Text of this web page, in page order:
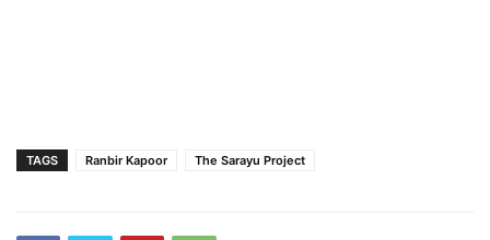
TAGS Ranbir Kapoor The Sarayu Project